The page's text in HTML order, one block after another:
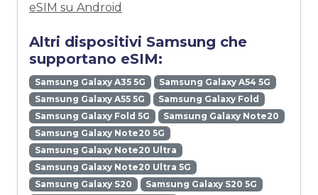
eSIM su Android
Altri dispositivi Samsung che
supportano eSIM:
Samsung Galaxy A35 5G
Samsung Galaxy A54 5G
Samsung Galaxy A55 5G
Samsung Galaxy Fold
Samsung Galaxy Fold 5G
Samsung Galaxy Note20
Samsung Galaxy Note20 5G
Samsung Galaxy Note20 Ultra
Samsung Galaxy Note20 Ultra 5G
Samsung Galaxy S20
Samsung Galaxy S20 5G